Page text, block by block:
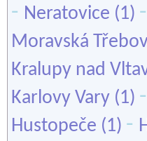
- Neratovice (1) -
Moravská
Kralupy nad
Karlovy Vary (1) -
Hustopeče (1) -